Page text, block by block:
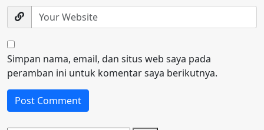
Simpan nama, email, dan situs web saya pada
peramban ini untuk komentar saya berikutnya.